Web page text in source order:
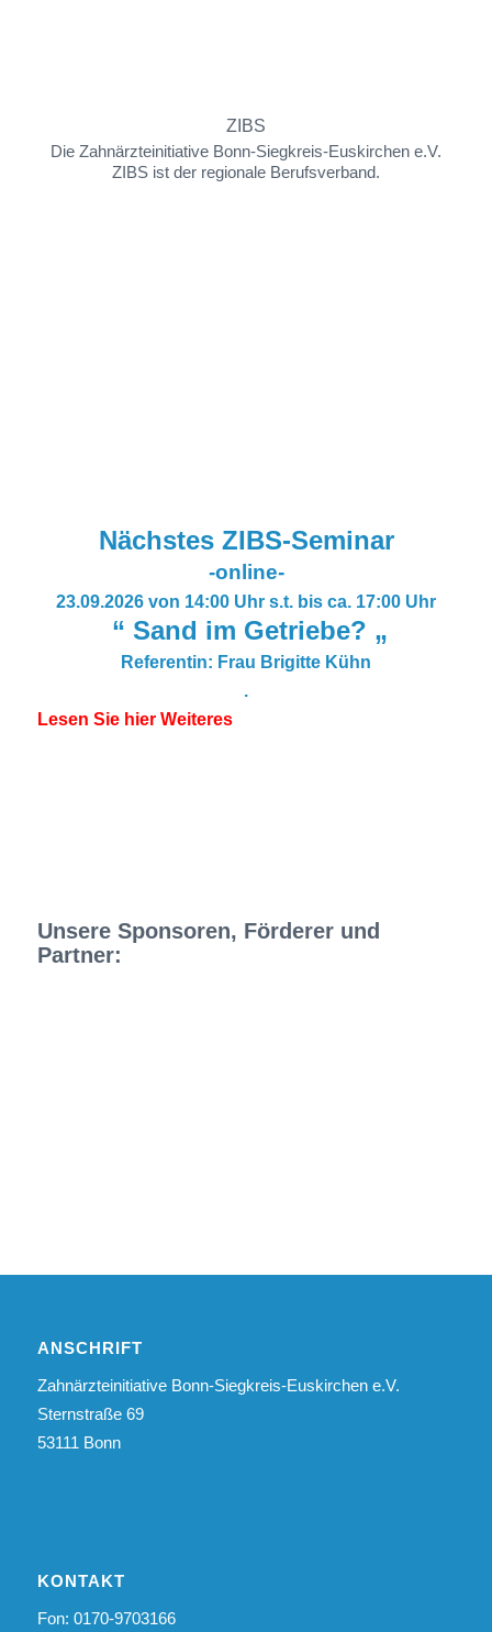
ZIBS
Die Zahnärzteinitiative Bonn-Siegkreis-Euskirchen e.V.
ZIBS ist der regionale Berufsverband.
Nächstes ZIBS-Seminar
-online-
23.09.2026 von 14:00 Uhr s.t. bis ca. 17:00 Uhr
“ Sand im Getriebe? „
Referentin: Frau Brigitte Kühn
.
Lesen Sie hier Weiteres
Unsere Sponsoren, Förderer und
Partner:
ANSCHRIFT
Zahnärzteinitiative Bonn-Siegkreis-Euskirchen e.V.
Sternstraße 69
53111 Bonn
KONTAKT
Fon: 0170-9703166